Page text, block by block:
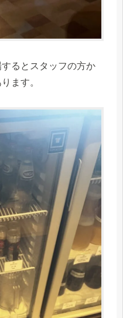
るとスタッフの方か
ます。